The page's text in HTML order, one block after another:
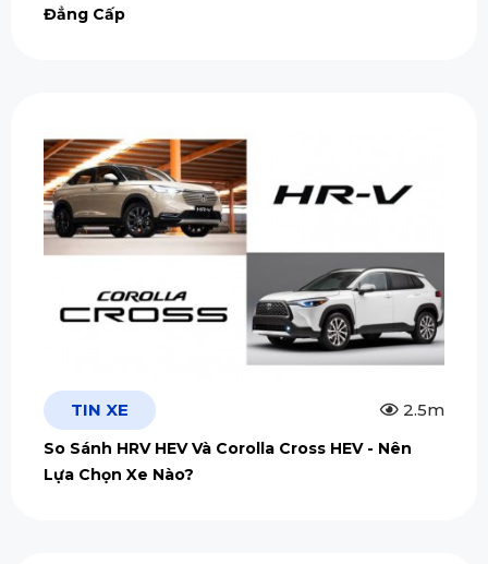
Đẳng Cấp
TIN XE 2.5m
So Sánh HRV HEV Và Corolla Cross HEV - Nên
Lựa Chọn Xe Nào?